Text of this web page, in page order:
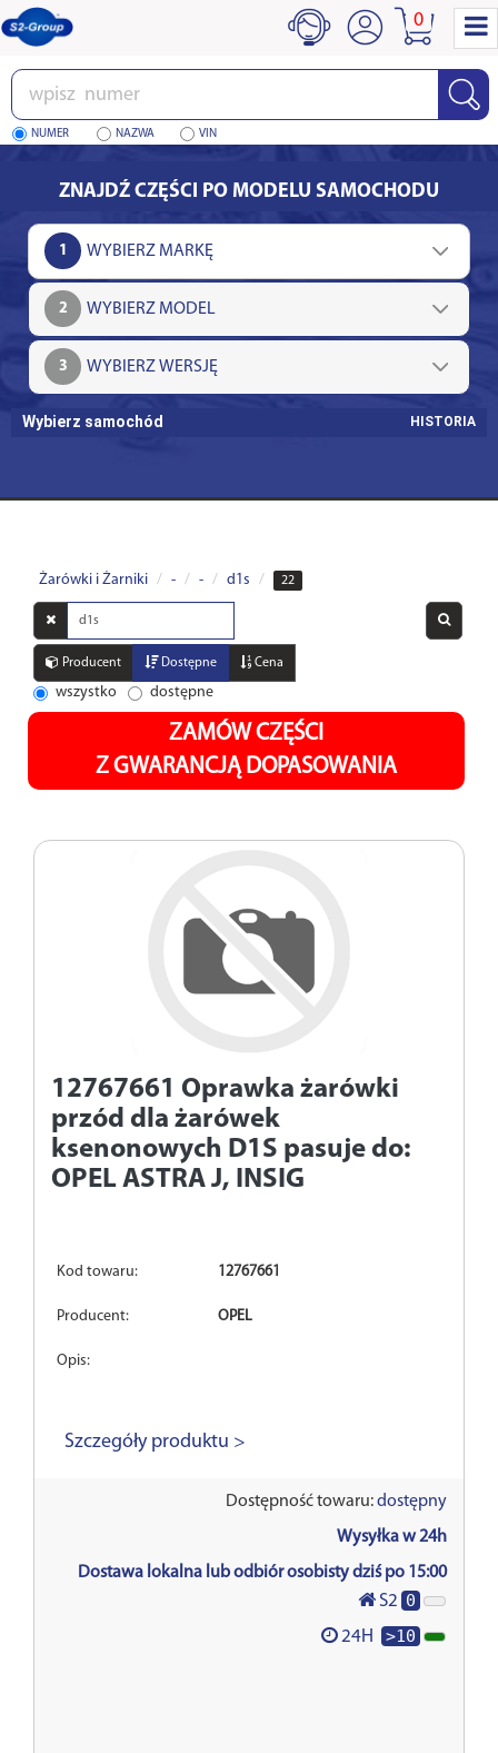
Wpisz
numer
NUMER NAZWA VIN
0
ZNAJDŹ CZĘŚCI PO MODELU SAMOCHODU
1
2
3
Wybierz samochód HISTORIA
Żarówki i Żarniki - - d1s 22
Wyszukaj
w
opisachProducent Dostępne Cena
wszystko dostępne
ZAMÓW CZĘŚCI
Z GWARANCJĄ DOPASOWANIA
12767661 Oprawka żarówki
przód dla żarówek
ksenonowych D1S pasuje do:
OPEL ASTRA J, INSIG
Kod towaru: 12767661
Producent: OPEL
Opis:
Szczegóły produktu >
Dostępność towaru:dostępny
Wysyłka w 24h
Dostawa lokalna lub odbiór osobisty dziś po 15:00
S2 0
24H >10